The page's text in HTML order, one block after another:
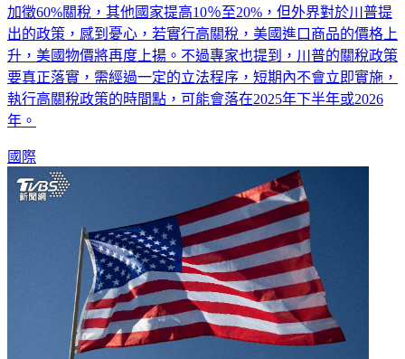
加徵60%關稅，其他國家提高10％至20%，但外界對於川普提
出的政策，感到憂心，若實行高關稅，美國進口商品的價格上
升，美國物價將再度上揚。不過專家也提到，川普的關稅政策
要真正落實，需經過一定的立法程序，短期內不會立即實施，
執行高關稅政策的時間點，可能會落在2025年下半年或2026
年。
國際